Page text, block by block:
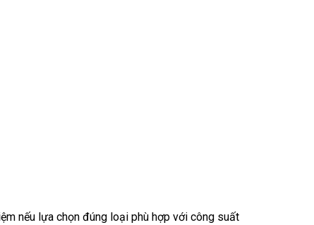
nếu lựa chọn đúng loại phù hợp với công suất